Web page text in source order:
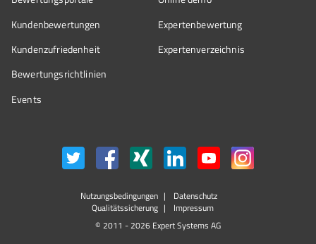
Kundenbewertungen
Kundenzufriedenheit
Bewertungs­richtlinien
Events
Expertenbewertung
Expertenverzeichnis
Nutzungsbedingungen
Datenschutz
Qualitätssicherung
Impressum
© 2011 - 2026 Expert Systems AG